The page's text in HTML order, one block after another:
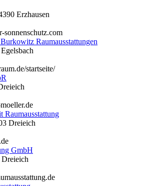
Erzhausen
sonnenschutz.com
Raumausstattungen
startseite/
Dreieich
GmbH